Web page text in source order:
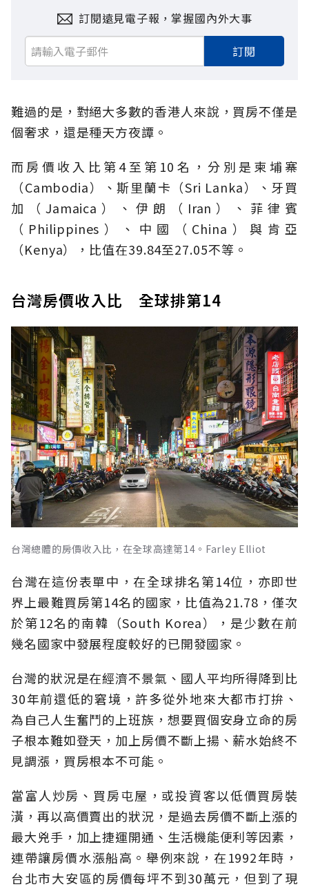
訂閱遠見電子報，掌握國內外大事
訂閱
難過的是，對絕大多數的香港人來說，買房不僅是
個奢求，還是種天方夜譚。
而房價收入比第4至第10名，分別是柬埔寨
（Cambodia）、斯里蘭卡（Sri Lanka）、牙買
加（Jamaica）、伊朗（Iran）、菲律賓
（Philippines）、中國（China）與肯亞
（Kenya），比值在39.84至27.05不等。
台灣房價收入比 全球排第14
台灣總體的房價收入比，在全球高達第14。Farley Elliot
台灣在這份表單中，在全球排名第14位，亦即世
界上最難買房第14名的國家，比值為21.78，僅次
於第12名的南韓（South Korea），是少數在前
幾名國家中發展程度較好的已開發國家。
台灣的狀況是在經濟不景氣、國人平均所得降到比
30年前還低的窘境，許多從外地來大都市打拚、
為自己人生奮鬥的上班族，想要買個安身立命的房
子根本難如登天，加上房價不斷上揚、薪水始終不
見調漲，買房根本不可能。
當富人炒房、買房屯屋，或投資客以低價買房裝
潢，再以高價賣出的狀況，是過去房價不斷上漲的
最大兇手，加上捷運開通、生活機能便利等因素，
連帶讓房價水漲船高。舉例來說，在1992年時，
台北市大安區的房價每坪不到30萬元，但到了現